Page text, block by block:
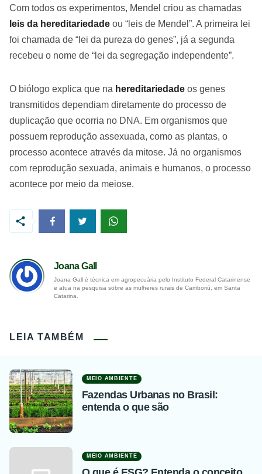
Com todos os experimentos, Mendel criou as chamadas
leis da hereditariedade ou “leis de Mendel”. A primeira lei
foi chamada de “lei da pureza do genes”, já a segunda
recebeu o nome de “lei da segregação independente”.
O biólogo explica que na hereditariedade os genes
transmitidos dependiam diretamente do processo de
duplicação que ocorria no DNA. Em organismos que
possuem reprodução assexuada, como as plantas, o
processo acontece através da mitose. Já no organismos
com reprodução sexuada, animais e humanos, o processo
acontece por meio da meiose.
Joana Gall
Joana Gall é técnica em agropecuária pelo Instituto Federal Catarinense
e atua na pesquisa sobre as mulheres rurais de Camboriú, em Santa
Catarina.
LEIA TAMBÉM
MEIO AMBIENTE
Fazendas Urbanas no Brasil:
entenda o que são
MEIO AMBIENTE